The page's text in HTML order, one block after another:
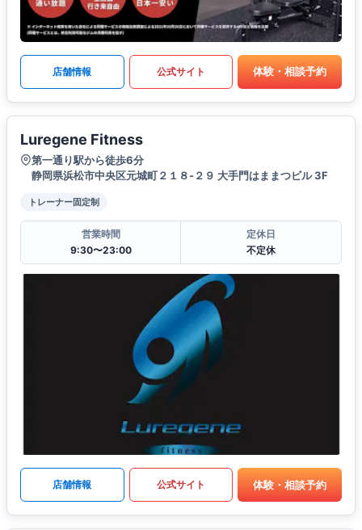
店舗情報 公式サイト 体験・相談予約
Luregene Fitness
第一通り駅から徒歩6分
静岡県浜松市中央区元城町２１８-２９ 大手門はままつビル 3F
トレーナー固定制
営業時間
9:30〜23:00
定休日
不定休
店舗情報 公式サイト 体験・相談予約